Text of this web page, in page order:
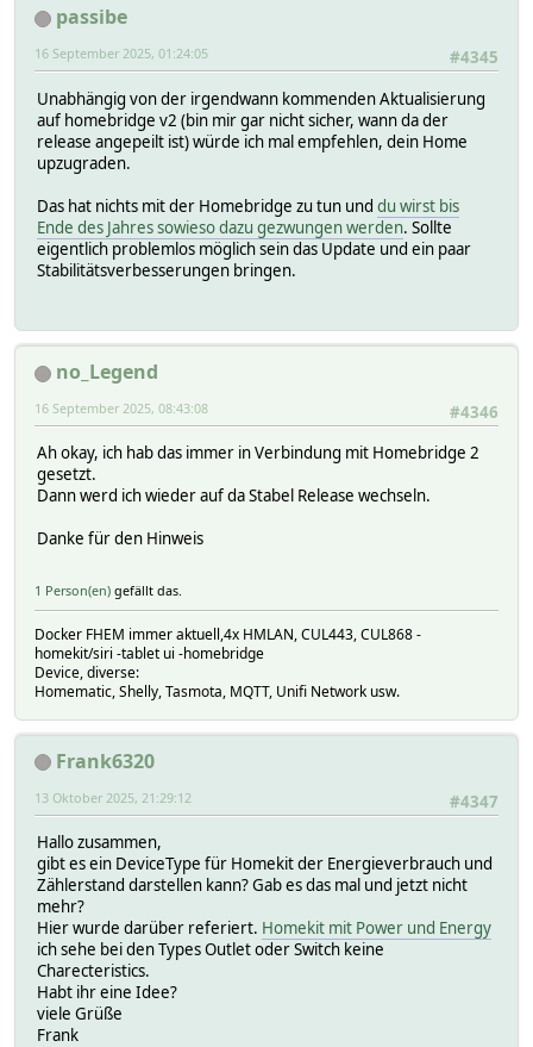
passibe
#4345
16 September 2025, 01:24:05
Unabhängig von der irgendwann kommenden Aktualisierung
auf homebridge v2 (bin mir gar nicht sicher, wann da der
release angepeilt ist) würde ich mal empfehlen, dein Home
upzugraden.
Das hat nichts mit der Homebridge zu tun und du wirst bis
Ende des Jahres sowieso dazu gezwungen werden. Sollte
eigentlich problemlos möglich sein das Update und ein paar
Stabilitätsverbesserungen bringen.
no_Legend
#4346
16 September 2025, 08:43:08
Ah okay, ich hab das immer in Verbindung mit Homebridge 2
gesetzt.
Dann werd ich wieder auf da Stabel Release wechseln.
Danke für den Hinweis
1 Person(en) gefällt das.
Docker FHEM immer aktuell,4x HMLAN, CUL443, CUL868 -
homekit/siri -tablet ui -homebridge
Device, diverse:
Homematic, Shelly, Tasmota, MQTT, Unifi Network usw.
Frank6320
#4347
13 Oktober 2025, 21:29:12
Hallo zusammen,
gibt es ein DeviceType für Homekit der Energieverbrauch und
Zählerstand darstellen kann? Gab es das mal und jetzt nicht
mehr?
Hier wurde darüber referiert. Homekit mit Power und Energy
ich sehe bei den Types Outlet oder Switch keine
Charecteristics.
Habt ihr eine Idee?
viele Grüße
Frank